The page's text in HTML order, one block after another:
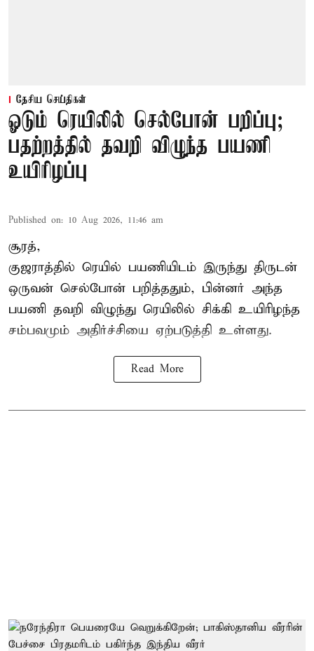
தேசிய செய்திகள்
ஓடும் ரெயிலில் செல்போன் பறிப்பு;
பதற்றத்தில் தவறி விழுந்த பயணி
உயிரிழப்பு
Published on: 10 Aug 2026, 11:46 am
சூரத்,
குஜராத்தில் ரெயில் பயணியிடம் இருந்து திருடன்
ஒருவன் செல்போன் பறித்ததும், பின்னர் அந்த
பயணி தவறி விழுந்து ரெயிலில் சிக்கி உயிரிழந்த
சம்பவமும் அதிர்ச்சியை ஏற்படுத்தி உள்ளது.
Read More